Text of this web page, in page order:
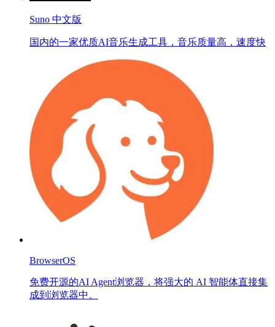
Suno 中文版
国内的一家优质AI音乐生成工具，音乐质量高，速度快
BrowserOS
免费开源的AI Agent浏览器，将强大的 AI 智能体直接集
成到浏览器中。